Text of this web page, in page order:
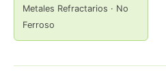
Metales Refractarios · No
Ferroso